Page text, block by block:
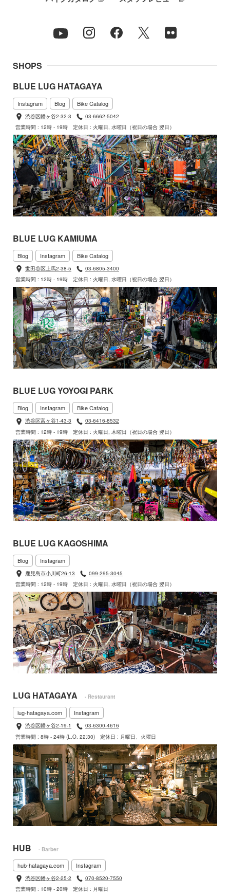
SHOPS
BLUE LUG HATAGAYA
Instagram Blog Bike Catalog
渋谷区幡ヶ谷2-32-3
03-6662-5042
営業時間 : 12時 - 19時
定休日 : 火曜日, 水曜日（祝日の場合 翌日）
BLUE LUG KAMIUMA
Blog Instagram Bike Catalog
世田谷区上馬2-38-5
03-6805-3400
営業時間 : 12時 - 19時
定休日 : 火曜日, 水曜日（祝日の場合 翌日）
BLUE LUG YOYOGI PARK
Blog Instagram Bike Catalog
渋谷区富ヶ谷1-43-3
03-6416-8532
営業時間 : 12時 - 19時
定休日 : 火曜日, 木曜日（祝日の場合 翌日）
BLUE LUG KAGOSHIMA
Blog Instagram
鹿児島市小川町26-13
099-295-3045
営業時間 : 12時 - 19時
定休日 : 火曜日, 水曜日（祝日の場合 翌日）
LUG HATAGAYA - Restaurant
lug-hatagaya.com Instagram
渋谷区幡ヶ谷2-19-1
03-6300-4616
営業時間 : 8時 - 24時 (L.O. 22:30)
定休日 : 月曜日、火曜日
HUB - Barber
hub-hatagaya.com Instagram
渋谷区幡ヶ谷2-25-2
070-8520-7550
営業時間 : 10時 - 20時
定休日 : 月曜日